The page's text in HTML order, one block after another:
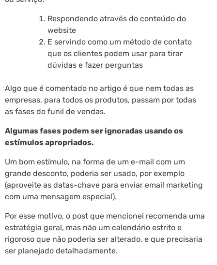
Respondendo através do conteúdo do
website
E servindo como um método de contato
que os clientes podem usar para tirar
dúvidas e fazer perguntas
Algo que é comentado no artigo é que nem todas as
empresas, para todos os produtos, passam por todas
as fases do funil de vendas.
Algumas fases podem ser ignoradas usando os
estímulos apropriados.
Um bom estímulo, na forma de um e-mail com um
grande desconto, poderia ser usado, por exemplo
(aproveite as datas-chave para enviar email marketing
com uma mensagem especial).
Por esse motivo, o post que mencionei recomenda uma
estratégia geral, mas não um calendário estrito e
rigoroso que não poderia ser alterado, e que precisaria
ser planejado detalhadamente.